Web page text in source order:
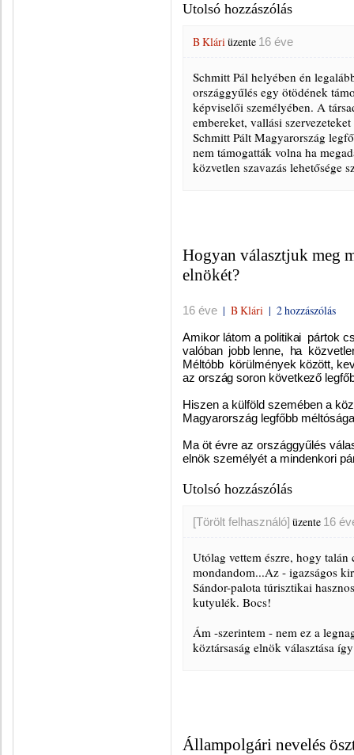
Utolsó hozzászólás
B Kláriüzente 16 éve
Schmitt Pál helyében én
országgyűlés egy ötödének
képviselői személyében. A
embereket, vallási
Schmitt Pált Magyarország
nem támogatták volna ha
közvetlen szavazás lehetősége
Hogyan választjuk meg
elnökét?
16 éve | B Klári | 2 hozzászólás
Amikor látom a politikai pártok
valóban jobb lenne, ha kö
Méltóbb körülmények között,
az ország soron következő
Hiszen a külföld szemében a
Magyarország legfőbb
Ma öt évre az országgyűlés
elnök személyét a mindenkori
Utolsó hozzászólás
[Törölt felhasználó] üzente 16
Utólag vettem észre, hogy talán
mondandom...Az - igazságos
Sándor-palota túrisztikai
kutyulék. Bocs!
Ám -szerintem - nem ez a
köztársaság elnök választása
Állampolgári nevelés